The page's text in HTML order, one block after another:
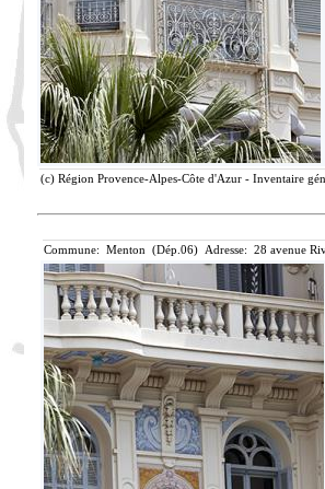
(c) Région Provence-Alpes-Côte d'Azur - Inventaire
Commune: Menton (Dép.06) Adresse: 28 avenue